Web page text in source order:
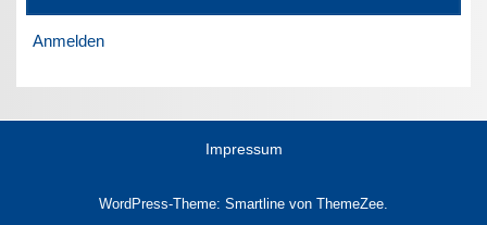
Anmelden
Impressum
WordPress-Theme: Smartline von ThemeZee.